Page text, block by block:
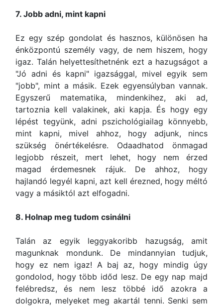
7. Jobb adni, mint kapni
Ez egy szép gondolat és hasznos, különösen ha
énközpontú személy vagy, de nem hiszem, hogy
igaz. Talán helyettesíthetnénk ezt a hazugságot a
"Jó adni és kapni" igazsággal, mivel egyik sem
"jobb", mint a másik. Ezek egyensúlyban vannak.
Egyszerű matematika, mindenkihez, aki ad,
tartoznia kell valakinek, aki kapja. És hogy egy
lépést tegyünk, adni pszichológiailag könnyebb,
mint kapni, mivel ahhoz, hogy adjunk, nincs
szükség önértékelésre. Odaadhatod önmagad
legjobb részeit, mert lehet, hogy nem érzed
magad érdemesnek rájuk. De ahhoz, hogy
hajlandó legyél kapni, azt kell érezned, hogy méltó
vagy a másiktól azt elfogadni.
8. Holnap meg tudom csinálni
Talán az egyik leggyakoribb hazugság, amit
magunknak mondunk. De mindannyian tudjuk,
hogy ez nem igaz! A baj az, hogy mindig úgy
gondolod, hogy több időd lesz. De egy nap majd
felébredsz, és nem lesz többé idő azokra a
dolgokra, melyeket meg akartál tenni. Senki sem